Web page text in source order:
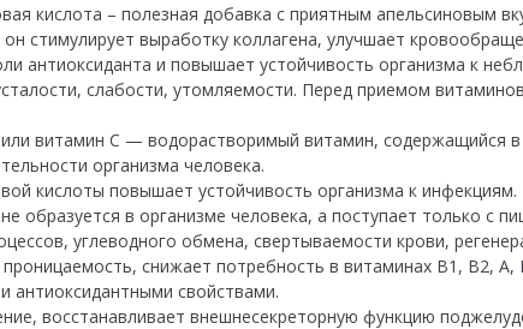
кислота – полезная добавка с приятным апельсиновым
стимулирует выработку коллагена, улучшает
антиоксиданта и повышает устойчивость организма к
слабости, утомляемости. Перед приемом
витамин C — водорастворимый витамин, содержащийся
организма человека.
кислоты повышает устойчивость организма к инфекциям.
образуется в организме человека, а поступает только с
углеводного обмена, свертываемости крови,
снижает потребность в витаминах B1, B2,
свойствами.
восстанавливает внешнесекреторную функцию